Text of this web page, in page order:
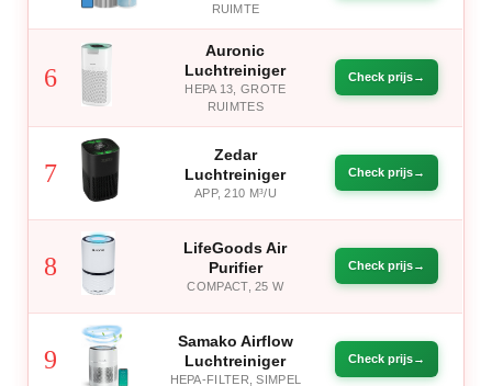
RUIMTE
6
Auronic
Luchtreiniger
HEPA 13, GROTE
RUIMTES
Check prijs
7
Zedar
Luchtreiniger
APP, 210 M³/U
Check prijs
8
LifeGoods Air
Purifier
COMPACT, 25 W
Check prijs
9
Samako Airflow
Luchtreiniger
HEPA-FILTER, SIMPEL
Check prijs